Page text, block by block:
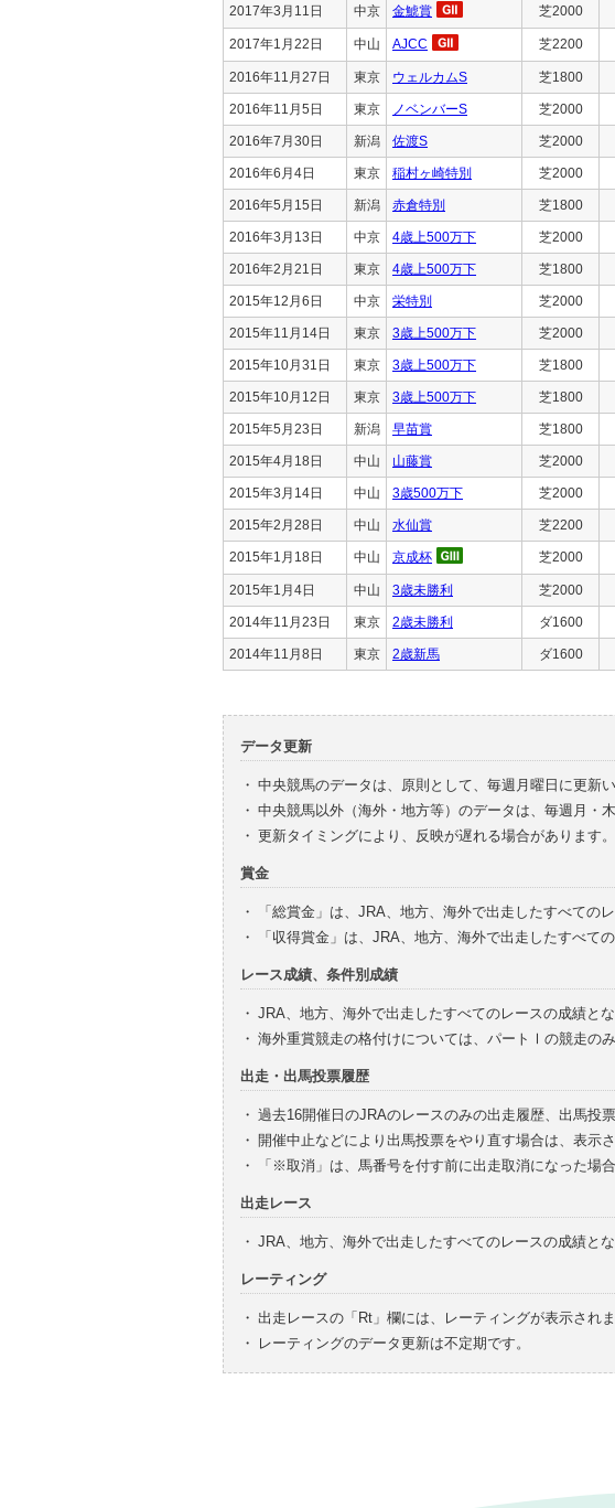
2017年3月11日 中京 金鯱賞 芝2000
2017年1月22日 中山 AJCC 芝2200
2016年11月27日 東京 ウェルカムS 芝1800
2016年11月5日 東京 ノベンバーS 芝2000
2016年7月30日 新潟 佐渡S 芝2000
2016年6月4日 東京 稲村ヶ崎特別 芝2000
2016年5月15日 新潟 赤倉特別 芝1800
2016年3月13日 中京 4歳上500万下 芝2000
2016年2月21日 東京 4歳上500万下 芝1800
2015年12月6日 中京 栄特別 芝2000
2015年11月14日 東京 3歳上500万下 芝2000
2015年10月31日 東京 3歳上500万下 芝1800
2015年10月12日 東京 3歳上500万下 芝1800
2015年5月23日 新潟 早苗賞 芝1800
2015年4月18日 中山 山藤賞 芝2000
2015年3月14日 中山 3歳500万下 芝2000
2015年2月28日 中山 水仙賞 芝2200
2015年1月18日 中山 京成杯 芝2000
2015年1月4日 中山 3歳未勝利 芝2000
2014年11月23日 東京 2歳未勝利 ダ1600
2014年11月8日 東京 2歳新馬 ダ1600
データ更新
・ 中央競馬のデータは、原則として、毎週月曜日に更新い
・ 中央競馬以外（海外・地方等）のデータは、毎週月・
・ 更新タイミングにより、反映が遅れる場合があります。
賞金
・
「総賞金」は、JRA、地方、海外で出走したすべての
・
「収得賞金」は、JRA、地方、海外で出走したすべて
レース成績、条件別成績
・ JRA、地方、海外で出走したすべてのレースの成績と
・ 海外重賞競走の格付けについては、パートⅠの競走の
出走・出馬投票履歴
・ 過去16開催日のJRAのレースのみの出走履歴、出馬投
・ 開催中止などにより出馬投票をやり直す場合は、表示さ
・
「※取消」は、馬番号を付す前に出走取消になった場合
出走レース
・ JRA、地方、海外で出走したすべてのレースの成績と
レーティング
・ 出走レースの「Rt」欄には、レーティングが表示されま
・
レーティングのデータ更新は不定期です。